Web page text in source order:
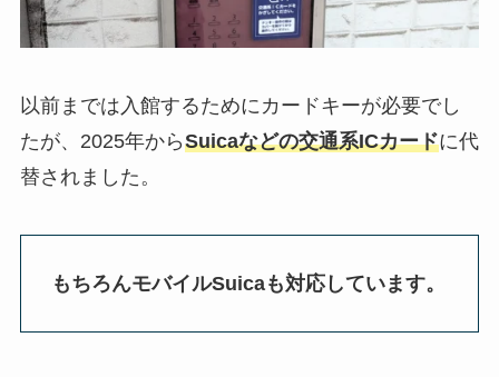
以前までは入館するためにカードキーが必要でし
たが、2025年からSuicaなどの交通系ICカードに代
替されました。
もちろんモバイルSuicaも対応しています。